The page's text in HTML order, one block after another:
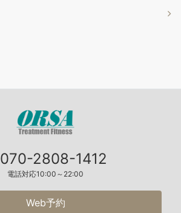
070-2808-1412
電話対応10:00～22:00
Web予約